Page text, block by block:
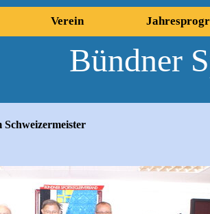
Verein ▼
Bündner